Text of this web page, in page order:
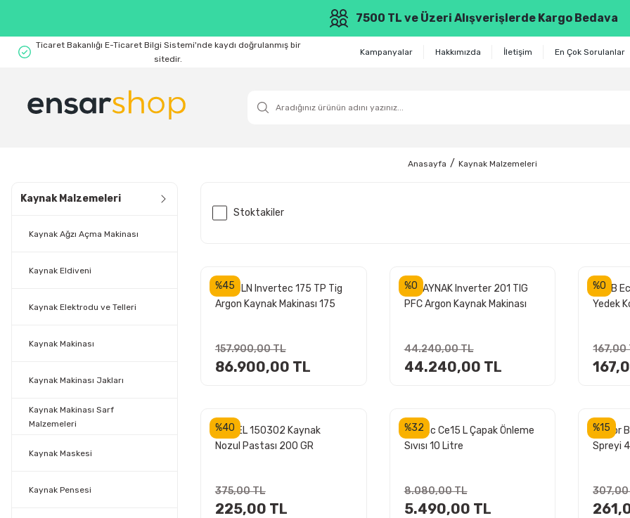
7500 TL ve Üzeri Alışverişlerde Kargo Bedava
Ticaret Bakanlığı E-Ticaret Bilgi Sistemi'nde kaydı doğrulanmış bir
sitedir.
Kampanyalar Hakkımızda İletişim En Çok Sorulanlar
Anasayfa Kaynak Malzemeleri
Kaynak Malzemeleri
Kaynak Ağzı Açma Makinası
Kaynak Eldiveni
Kaynak Elektrodu ve Telleri
Kaynak Makinası
Kaynak Makinası Jakları
Kaynak Makinası Sarf
Malzemeleri
Kaynak Maskesi
Kaynak Pensesi
Stoktakiler
%45
LINCOLN Invertec 175 TP Tig
Argon Kaynak Makinası 175
157.900,00 TL
86.900,00 TL
%0
ASKAYNAK Inverter 201 TIG
PFC Argon Kaynak Makinası
44.240,00 TL
44.240,00 TL
%0
ESAB
Yedek
167,00
%40
WINKEL 150302 Kaynak
Nozul Pastası 200 GR
375,00 TL
225,00 TL
%32
Protec Ce15 L Çapak Önleme
Sıvısı 10 Litre
8.080,00 TL
5.490,00 TL
%15
Abicor
Spreyi
307,00